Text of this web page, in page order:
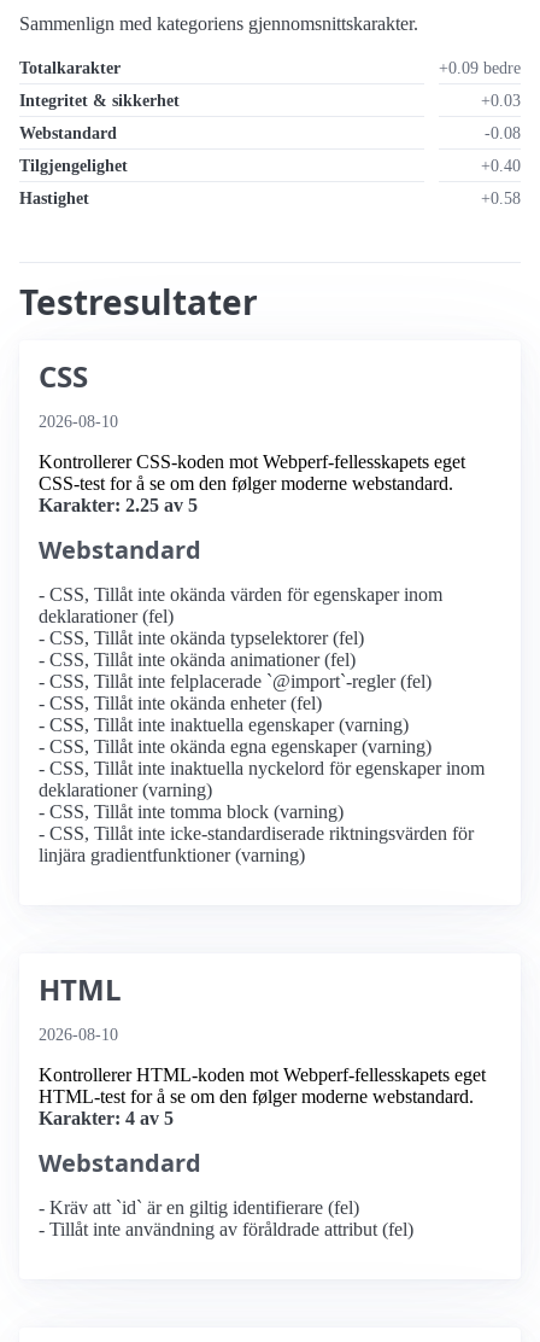
Sammenlign med kategoriens gjennomsnittskarakter.
Totalkarakter
+0.09 bedre
Integritet & sikkerhet
+0.03
Webstandard
-0.08
Tilgjengelighet
+0.40
Hastighet
+0.58
Testresultater
CSS
2026-08-10
Kontrollerer CSS-koden mot Webperf-fellesskapets eget
CSS-test for å se om den følger moderne webstandard.
Karakter: 2.25 av 5
Webstandard
- CSS, Tillåt inte okända värden för egenskaper inom
deklarationer (fel)
- CSS, Tillåt inte okända typselektorer (fel)
- CSS, Tillåt inte okända animationer (fel)
- CSS, Tillåt inte felplacerade `@import`-regler (fel)
- CSS, Tillåt inte okända enheter (fel)
- CSS, Tillåt inte inaktuella egenskaper (varning)
- CSS, Tillåt inte okända egna egenskaper (varning)
- CSS, Tillåt inte inaktuella nyckelord för egenskaper inom
deklarationer (varning)
- CSS, Tillåt inte tomma block (varning)
- CSS, Tillåt inte icke-standardiserade riktningsvärden för
linjära gradientfunktioner (varning)
HTML
2026-08-10
Kontrollerer HTML-koden mot Webperf-fellesskapets eget
HTML-test for å se om den følger moderne webstandard.
Karakter: 4 av 5
Webstandard
- Kräv att `id` är en giltig identifierare (fel)
- Tillåt inte användning av föråldrade attribut (fel)